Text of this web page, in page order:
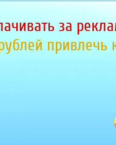
за